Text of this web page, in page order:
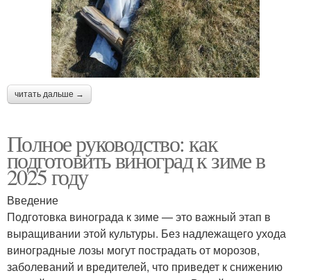
читать дальше →
Полное руководство: как
подготовить виноград к зиме в
2025 году
Введение
Подготовка винограда к зиме — это важный этап в
выращивании этой культуры. Без надлежащего ухода
виноградные лозы могут пострадать от морозов,
заболеваний и вредителей, что приведет к снижению